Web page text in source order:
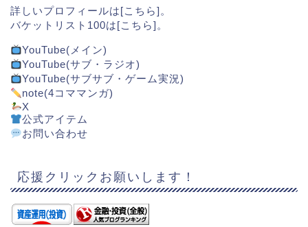
詳しいプロフィールは[こちら]。
バケットリスト100は[こちら]。
YouTube(メイン)
YouTube(サブ・ラジオ)
YouTube(サブサブ・ゲーム実況)
note(4コママンガ)
X
公式アイテム
お問い合わせ
応援クリックお願いします！